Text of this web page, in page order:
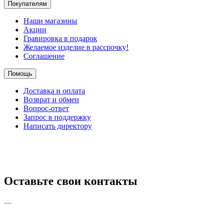
Покупателям
Наши магазины
Акции
Гравировка в подарок
Желаемое изделие в рассрочку!
Соглашение
Помощь
Доставка и оплата
Возврат и обмен
Вопрос-ответ
Запрос в поддержку
Написать директору
Оставьте свои контакты